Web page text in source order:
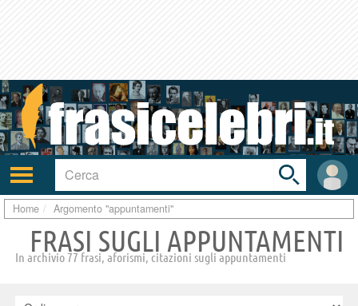
Attiva/disattiva
navigazione
User
area
Toggle
search
bar
Home Argomento "appuntamenti"
FRASI SUGLI APPUNTAMENTI
In archivio 77 frasi, aforismi, citazioni sugli appuntamenti